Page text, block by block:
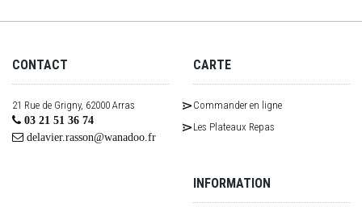
CONTACT
21 Rue de Grigny, 62000 Arras
03 21 51 36 74
delavier.rasson@wanadoo.fr
CARTE
Commander en ligne
Les Plateaux Repas
INFORMATION